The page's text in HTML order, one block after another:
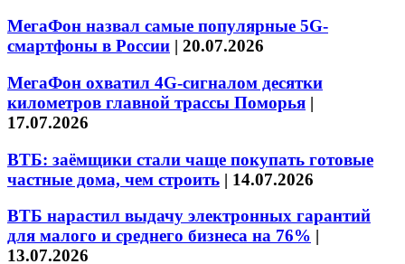
МегаФон назвал самые популярные 5G-
смартфоны в России | 20.07.2026
МегаФон охватил 4G-сигналом десятки
километров главной трассы Поморья |
17.07.2026
ВТБ: заёмщики стали чаще покупать готовые
частные дома, чем строить | 14.07.2026
ВТБ нарастил выдачу электронных гарантий
для малого и среднего бизнеса на 76% |
13.07.2026